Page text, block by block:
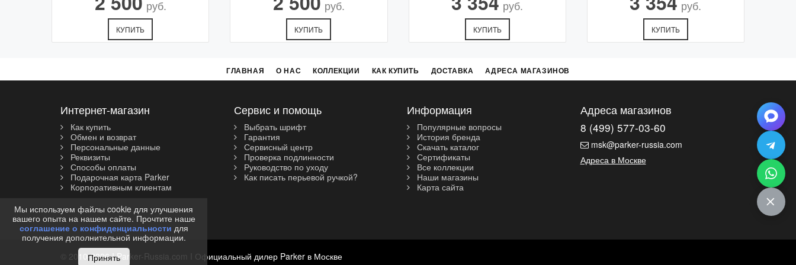
руб.
КУПИТЬ
руб.
КУПИТЬ
руб.
КУПИТЬ
руб.
КУПИТЬ
ГЛАВНАЯ О НАС КОЛЛЕКЦИИ КАК КУПИТЬ ДОСТАВКА АДРЕСА МАГАЗИНОВ
Интернет-магазин
Как купить
Обмен и возврат
Персональные данные
Реквизиты
Способы оплаты
Подарочная карта Parker
Корпоративным клиентам
Сервис и помощь
Выбрать шрифт
Гарантия
Сервисный центр
Проверка подлинности
Руководство по уходу
Как писать перьевой ручкой?
Информация
Популярные вопросы
История бренда
Скачать каталог
Сертификаты
Все коллекции
Наши магазины
Карта сайта
Адреса магазинов
8 (499) 577-03-60
msk@parker-russia.com
Адреса в Москве
© 2010-2026 I Parker-Russia.com I Официальный дилер Parker в Москве
Мы используем файлы cookie для улучшения
вашего опыта на нашем сайте. Прочтите наше
соглашение о конфиденциальности для
получения дополнительной информации.
Принять